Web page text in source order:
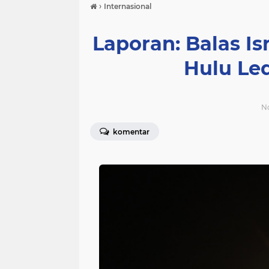
› Internasional
Laporan: Balas
Hulu
komentar